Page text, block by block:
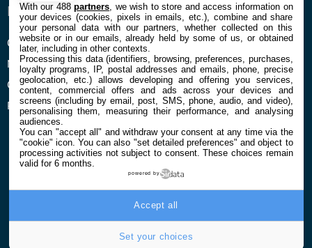
ENTREPRISE
Qui sommes nous
Mentions légales et CGU
Confidentialité et Cookies
Préférences cookies
À PROPOS
La rédaction
Contact
With our 488partners , we wish to store and access information on
your devices (cookies, pixels in emails, etc.), combine and share
your personal data with our partners, whether collected on this
website or in our emails, already held by some of us, or obtained
later, including in other contexts.
Processing this data (identifiers, browsing, preferences, purchases,
loyalty programs, IP, postal addresses and emails, phone, precise
geolocation, etc.) allows developing and offering you services,
content, commercial offers and ads across your devices and
screens (including by email, post, SMS, phone, audio, and video),
personalising them, measuring their performance, and analysing
audiences.
You can "accept all" and withdraw your consent at any time via the
"cookie" icon. You can also "set detailed preferences" and object to
processing activities not subject to consent. These choices remain
valid for 6 months.
powered by
Set your choices
Accept all